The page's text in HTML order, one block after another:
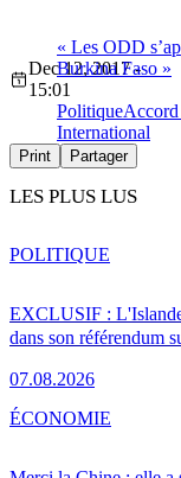
« Les ODD
Burkina Faso »
Dec 12, 2017 -
15:01
PolitiqueAccord
International
Print Partager
LES PLUS LUS
EXCLUSIF :
dans son référendum
07.08.2026
POLITIQUE
ÉCONOMIE